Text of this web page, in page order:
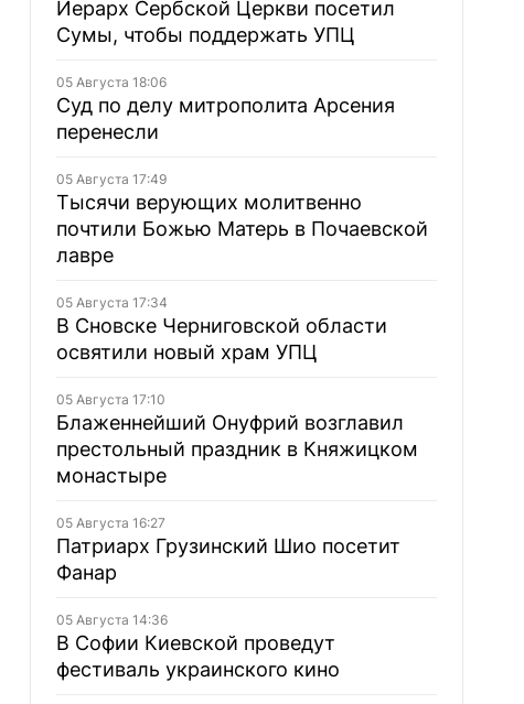
Иерарх Сербской Церкви посетил
Сумы, чтобы поддержать УПЦ
05 Августа 18:06
Суд по делу митрополита Арсения
перенесли
05 Августа 17:49
Тысячи верующих молитвенно
почтили Божью Матерь в Почаевской
лавре
05 Августа 17:34
В Сновске Черниговской области
освятили новый храм УПЦ
05 Августа 17:10
Блаженнейший Онуфрий возглавил
престольный праздник в Княжицком
монастыре
05 Августа 16:27
Патриарх Грузинский Шио посетит
Фанар
05 Августа 14:36
В Софии Киевской проведут
фестиваль украинского кино